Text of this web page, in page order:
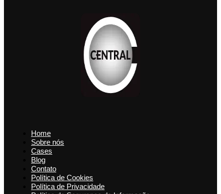
Home
Sobre nós
Cases
Blog
Contato
Política de Cookies
Política de Privacidade